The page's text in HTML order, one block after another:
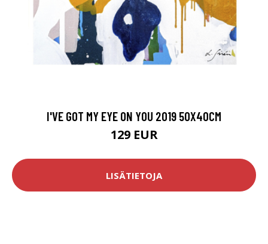
I'VE GOT MY EYE ON YOU 2019 50X40CM
129 EUR
LISÄTIETOJA